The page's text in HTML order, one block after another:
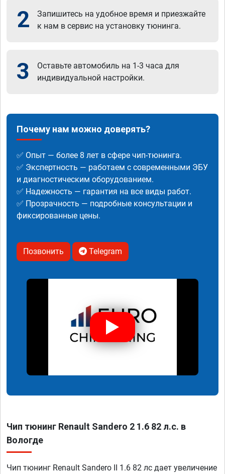
2
Запишитесь на удобное время и приезжайте
к нам в сервис на установку тюнинга.
3
Оставьте автомобиль на 1-3 часа для
индивидуальной настройки.
Почему нам можно доверять?
✅ Опыт — более 8 лет в сфере чип-тюнинга.
✅ Экспертность — работаем с современными ЭБУ
и диагностическим оборудованием.
✅ Надежность — гарантия на все виды работ.
✅ Прозрачность — подробные консультации и
фиксированные цены.
Позвонить Telegram
Чип тюнинг Renault Sandero 2 1.6 82 л.с. в
Вологде
Чип тюнинг Renault Sandero II 1.6 82 лс дает увеличение